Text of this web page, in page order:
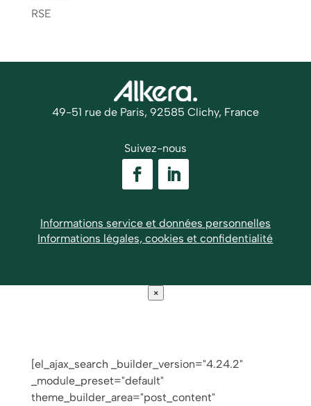
RSE
49-51 rue de Paris, 92585 Clichy, France
Suivez-nous
Informations service et données personnelles
Informations légales, cookies et confidentialité
×
[el_ajax_search _builder_version="4.24.2"
_module_preset="default"
theme_builder_area="post_content"